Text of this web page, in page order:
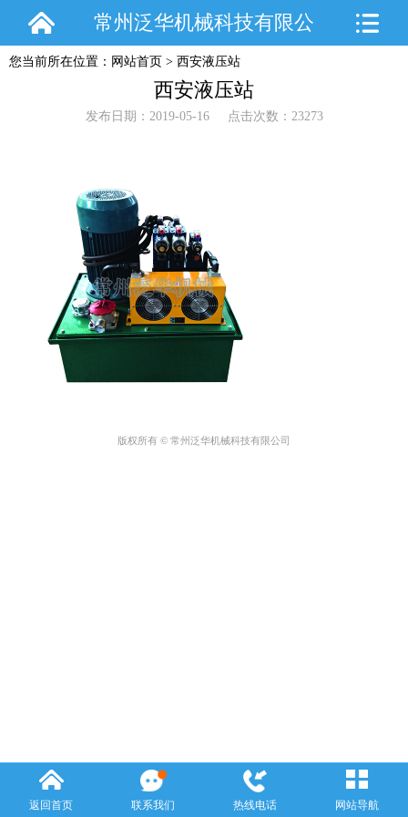
常州泛华机械科技有限公
司
您当前所在位置： 网站首页 > 西安液压站
西安液压站
发布日期：2019-05-16 点击次数：23273
版权所有 © 常州泛华机械科技有限公司
返回首页 联系我们 热线电话 网站导航